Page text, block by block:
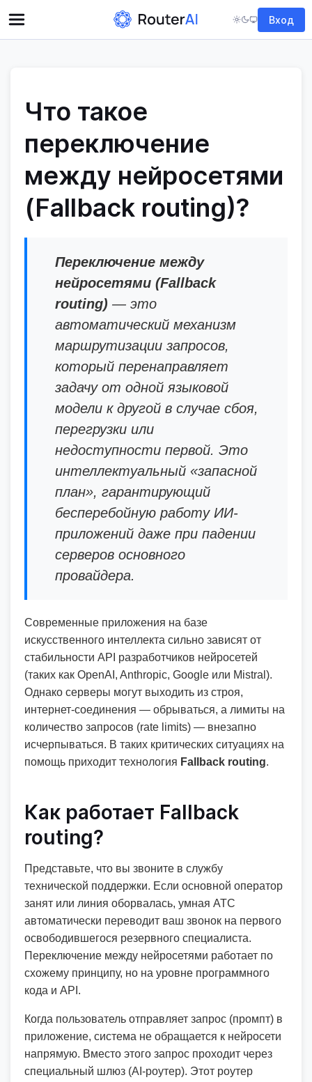
Вход
Что такое
переключение
между нейросетями
(Fallback routing)?
Переключение между
нейросетями (Fallback
routing) — это
автоматический механизм
маршрутизации запросов,
который перенаправляет
задачу от одной языковой
модели к другой в случае сбоя,
перегрузки или
недоступности первой. Это
интеллектуальный «запасной
план», гарантирующий
бесперебойную работу ИИ-
приложений даже при падении
серверов основного
провайдера.
Современные приложения на базе
искусственного интеллекта сильно зависят от
стабильности API разработчиков нейросетей
(таких как OpenAI, Anthropic, Google или Mistral).
Однако серверы могут выходить из строя,
интернет-соединения — обрываться, а лимиты на
количество запросов (rate limits) — внезапно
исчерпываться. В таких критических ситуациях на
помощь приходит технология Fallback routing.
Как работает Fallback
routing?
Представьте, что вы звоните в службу
технической поддержки. Если основной оператор
занят или линия оборвалась, умная АТС
автоматически переводит ваш звонок на первого
освободившегося резервного специалиста.
Переключение между нейросетями работает по
схожему принципу, но на уровне программного
кода и API.
Когда пользователь отправляет запрос (промпт) в
приложение, система не обращается к нейросети
напрямую. Вместо этого запрос проходит через
специальный шлюз (AI-роутер). Этот роутер